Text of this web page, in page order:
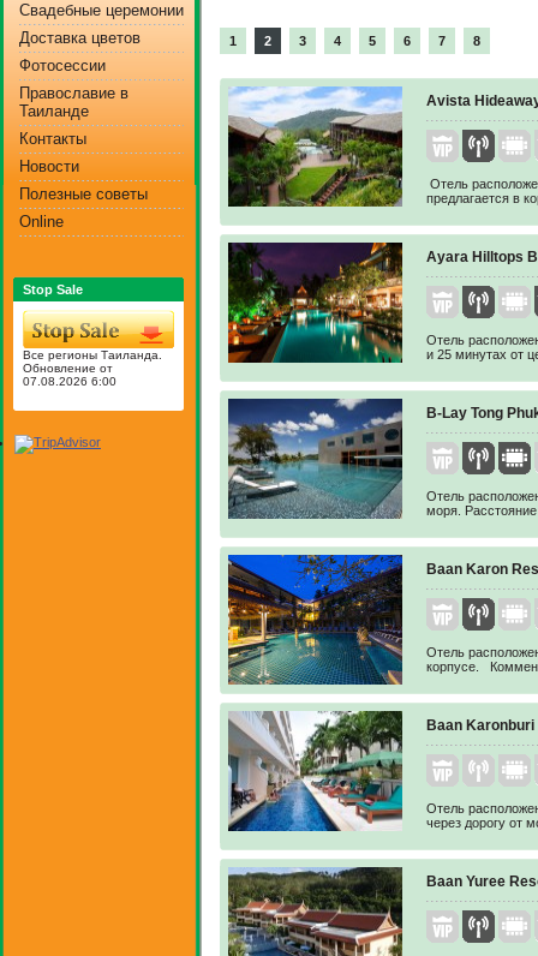
Свадебные церемонии
Доставка цветов
Фотосессии
Православие в
Таиланде
Контакты
Новости
Полезные советы
Online
Stop Sale
Все регионы Таиланда.
Обновление от
07.08.2026 6:00
1 2 3 4 5 6 7 8
Avista
Отель
предлагается в
Ayara Hilltops
Отель
и 25 минутах от
B-Lay Tong
Отель
моря. Расстояние
Baan Karon
Отель
корпусе.
Baan
Отель
через дорогу от
Baan Yuree